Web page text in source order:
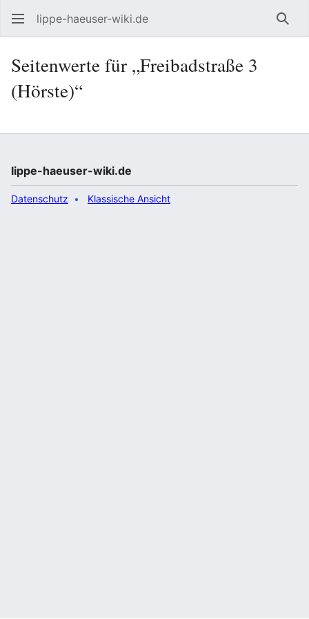
lippe-haeuser-wiki.de
Seitenwerte für „Freibadstraße 3
(Hörste)“
lippe-haeuser-wiki.de
Datenschutz Klassische Ansicht